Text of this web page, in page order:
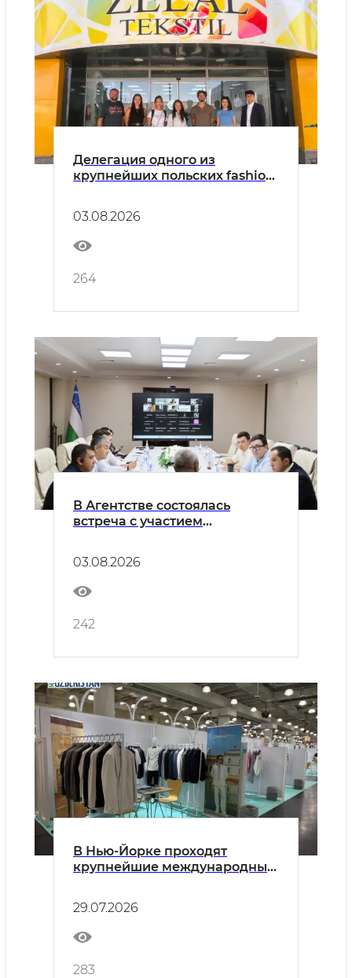
Делегация одного из
крупнейших польских fashion-
03.08.2026
264
В Агентстве состоялась
встреча с участием
лёгкой промышленности.
03.08.2026
242
В Нью-Йорке проходят
крупнейшие международные
29.07.2026
283